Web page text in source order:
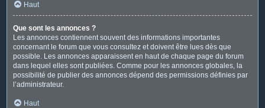
Haut
Que sont les annonces ?
Les annonces contiennent souvent des informations importantes
concernant le forum que vous consultez et doivent être lues dès que
possible. Les annonces apparaissent en haut de chaque page du forum
dans lequel elles sont publiées. Comme pour les annonces globales, la
possibilité de publier des annonces dépend des permissions définies par
l’administrateur.
Haut